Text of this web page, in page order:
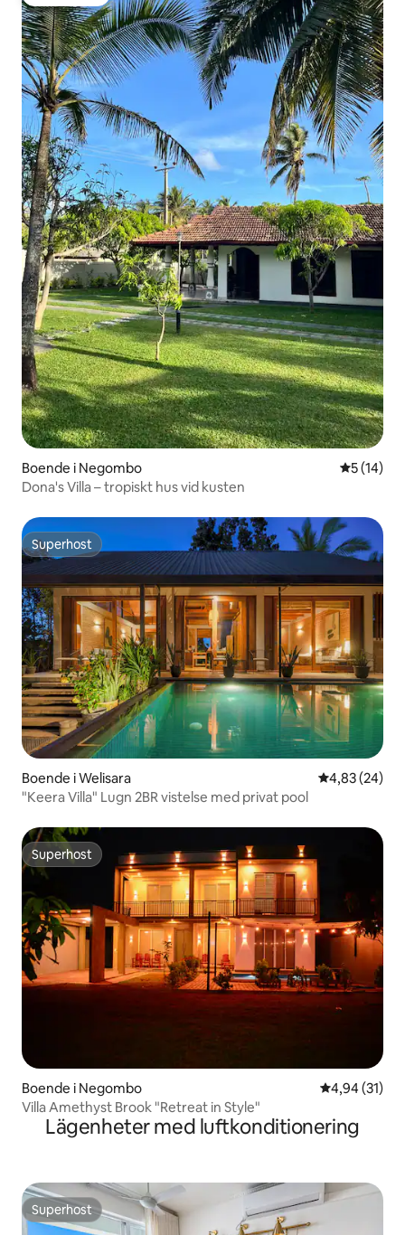
Boende i Negombo 5 av 5 i
5 (14)
Dona's Villa – tropiskt hus vid kusten
Superhost
Superhost
Boende i Welisara 4,83 av 5 i
4,83 (24)
"Keera Villa" Lugn 2BR vistelse med privat pool
Superhost
Superhost
Boende i Negombo 4,94 av 5 i
4,94 (31)
Villa Amethyst Brook "Retreat in Style"
Lägenheter med luftkonditionering
Superhost
Superhost